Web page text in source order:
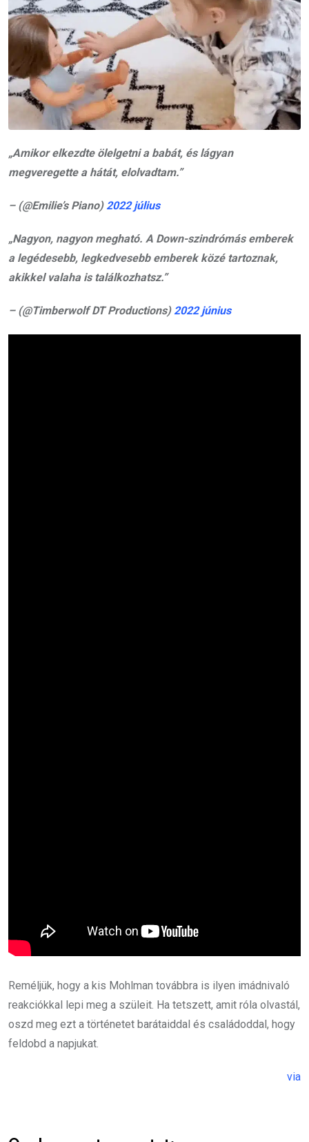
„Amikor elkezdte ölelgetni a babát, és lágyan
megveregette a hátát, elolvadtam.”
– (@Emilie’s Piano) 2022 július
„Nagyon, nagyon megható. A Down-szindrómás emberek
a legédesebb, legkedvesebb emberek közé tartoznak,
akikkel valaha is találkozhatsz.”
– (@Timberwolf DT Productions) 2022 június
Reméljük, hogy a kis Mohlman továbbra is ilyen imádnivaló
reakciókkal lepi meg a szüleit. Ha tetszett, amit róla olvastál,
oszd meg ezt a történetet barátaiddal és családoddal, hogy
feldobd a napjukat.
via